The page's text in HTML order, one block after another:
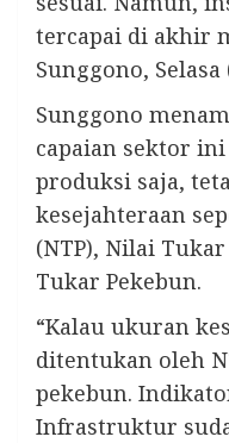
tercapai di akhir
Sunggono, Selasa
Sunggono
capaian sektor
produksi saja,
kesejahteraan
(NTP), Nilai
Tukar Pekebun.
“Kalau ukuran
ditentukan oleh
pekebun.
Infrastruktur